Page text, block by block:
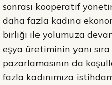
sonrası kooperatif
daha fazla kadına
birliği ile yolumuza
eşya üretiminin yanı
pazarlamasının da
fazla kadınımıza